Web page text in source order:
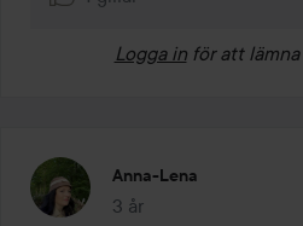
Logga in för att
Anna-Lena
3 år
Inlägget skapades 3 år